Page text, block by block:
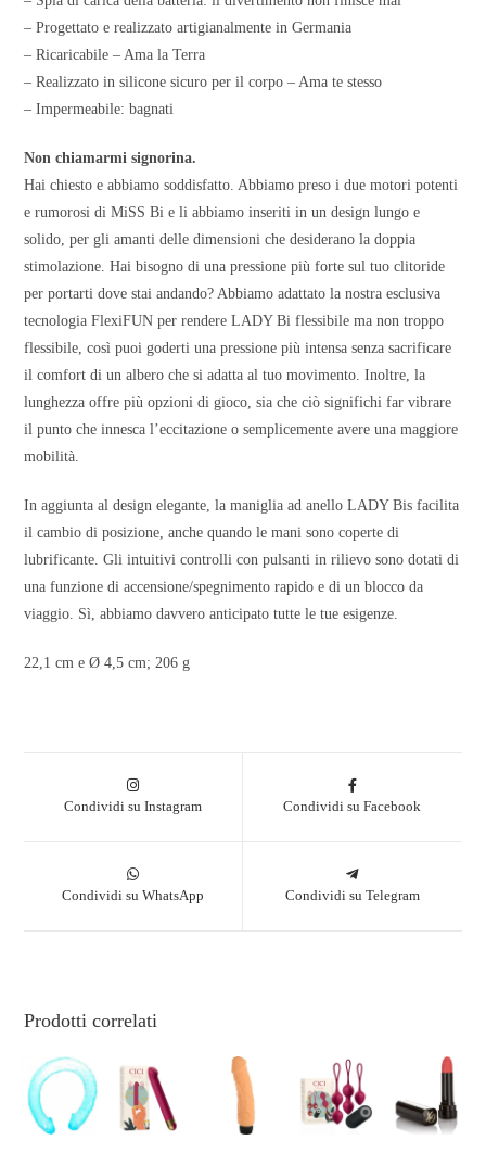
– Progettato e realizzato artigianalmente in Germania
– Ricaricabile – Ama la Terra
– Realizzato in silicone sicuro per il corpo – Ama te stesso
– Impermeabile: bagnati
Non chiamarmi signorina.
Hai chiesto e abbiamo soddisfatto. Abbiamo preso i due motori potenti
e rumorosi di MiSS Bi e li abbiamo inseriti in un design lungo e
solido, per gli amanti delle dimensioni che desiderano la doppia
stimolazione. Hai bisogno di una pressione più forte sul tuo clitoride
per portarti dove stai andando? Abbiamo adattato la nostra esclusiva
tecnologia FlexiFUN per rendere LADY Bi flessibile ma non troppo
flessibile, così puoi goderti una pressione più intensa senza sacrificare
il comfort di un albero che si adatta al tuo movimento. Inoltre, la
lunghezza offre più opzioni di gioco, sia che ciò significhi far vibrare
il punto che innesca l’eccitazione o semplicemente avere una maggiore
mobilità.
In aggiunta al design elegante, la maniglia ad anello LADY Bis facilita
il cambio di posizione, anche quando le mani sono coperte di
lubrificante. Gli intuitivi controlli con pulsanti in rilievo sono dotati di
una funzione di accensione/spegnimento rapido e di un blocco da
viaggio. Sì, abbiamo davvero anticipato tutte le tue esigenze.
22,1 cm e Ø 4,5 cm; 206 g
Condividi su Instagram Condividi su Facebook
Condividi su WhatsApp Condividi su Telegram
Prodotti correlati